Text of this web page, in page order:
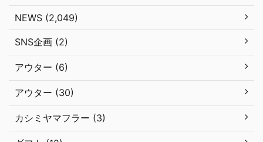
NEWS (2,049)
SNS企画 (2)
アウター (6)
アウター (30)
カシミヤマフラー (3)